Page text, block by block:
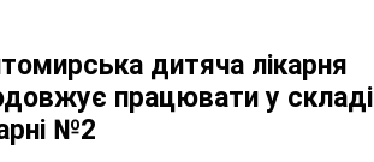
дитяча лікарня
працювати у складі
№2